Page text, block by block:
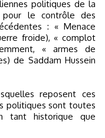
politiques de la
pour le contrôle des
: « Menace
froide), « complot
« armes de
de Saddam Hussein
reposent ces
politiques sont toutes
tant historique que